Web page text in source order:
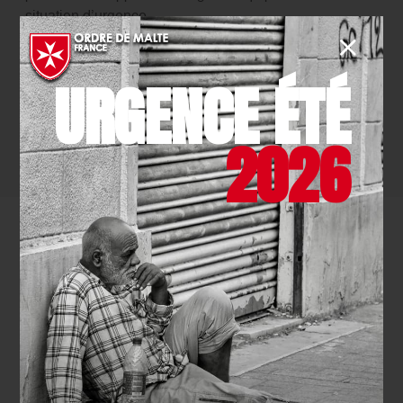
situation d’urgence.
À noter :
des modules de mise à jour des compétences
acquises lors de nos formations sont également
disponible (formation continue).
Pour les personnes en situation de handicap,
nous contacter (contact ci-dessous).
URGENCE ÉTÉ
2026